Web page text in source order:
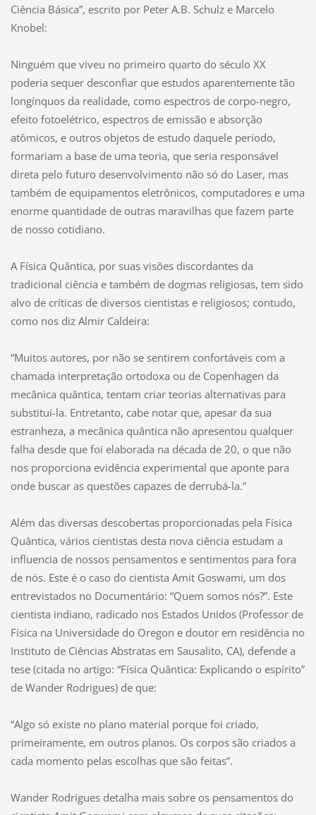
Ciência Básica”, escrito por Peter A.B. Schulz e Marcelo
Knobel:
Ninguém que viveu no primeiro quarto do século XX
poderia sequer desconfiar que estudos aparentemente tão
longínquos da realidade, como espectros de corpo-negro,
efeito fotoelétrico, espectros de emissão e absorção
atômicos, e outros objetos de estudo daquele período,
formariam a base de uma teoria, que seria responsável
direta pelo futuro desenvolvimento não só do Laser, mas
também de equipamentos eletrônicos, computadores e uma
enorme quantidade de outras maravilhas que fazem parte
de nosso cotidiano.
A Física Quântica, por suas visões discordantes da
tradicional ciência e também de dogmas religiosas, tem sido
alvo de críticas de diversos cientistas e religiosos; contudo,
como nos diz Almir Caldeira:
“Muitos autores, por não se sentirem confortáveis com a
chamada interpretação ortodoxa ou de Copenhagen da
mecânica quântica, tentam criar teorias alternativas para
substituí-la. Entretanto, cabe notar que, apesar da sua
estranheza, a mecânica quântica não apresentou qualquer
falha desde que foi elaborada na década de 20, o que não
nos proporciona evidência experimental que aponte para
onde buscar as questões capazes de derrubá-la.”
Além das diversas descobertas proporcionadas pela Física
Quântica, vários cientistas desta nova ciência estudam a
influencia de nossos pensamentos e sentimentos para fora
de nós. Este é o caso do cientista Amit Goswami, um dos
entrevistados no Documentário: “Quem somos nós?”. Este
cientista indiano, radicado nos Estados Unidos (Professor de
Física na Universidade do Oregon e doutor em residência no
Instituto de Ciências Abstratas em Sausalito, CA), defende a
tese (citada no artigo: “Física Quântica: Explicando o espírito”
de Wander Rodrigues) de que:
“Algo só existe no plano material porque foi criado,
primeiramente, em outros planos. Os corpos são criados a
cada momento pelas escolhas que são feitas”.
Wander Rodrigues detalha mais sobre os pensamentos do